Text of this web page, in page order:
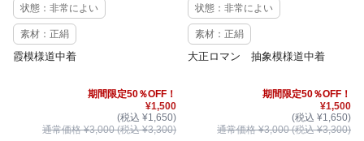
状態：非常によい
素材：正絹
霞模様道中着
期間限定50％OFF！
¥1,500
(税込 ¥1,650)
通常価格 ¥3,000 (税込 ¥3,300)
状態：非常によい
素材：正絹
大正ロマン 抽象模様道中着
期間限定50％OFF！
¥1,500
(税込 ¥1,650)
通常価格 ¥3,000 (税込 ¥3,300)